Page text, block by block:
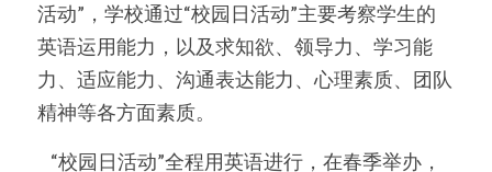
活动”，学校通过“校园日活动”主要考察学生的
英语运用能力，以及求知欲、领导力、学习能
力、适应能力、沟通表达能力、心理素质、团队
精神等各方面素质。